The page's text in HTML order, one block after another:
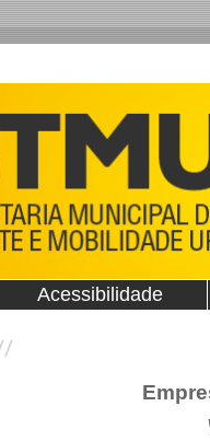
Acessibilidade